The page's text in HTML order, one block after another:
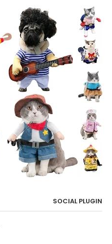
SOCIAL PLUGIN